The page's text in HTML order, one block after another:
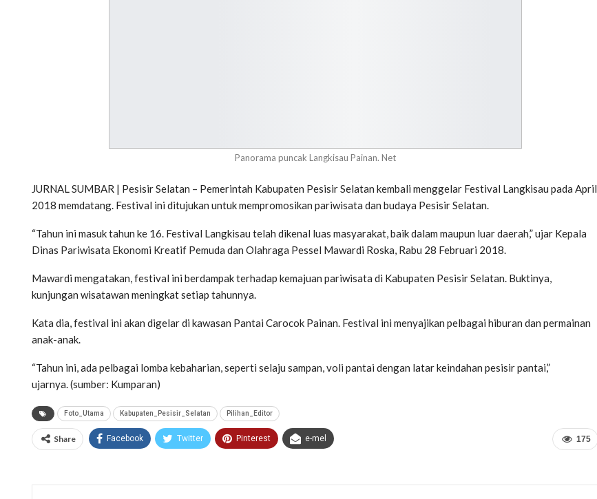
Panorama puncak Langkisau Painan. Net
JURNAL SUMBAR | Pesisir Selatan – Pemerintah Kabupaten Pesisir Selatan kembali menggelar Festival Langkisau pada April
2018 memdatang. Festival ini ditujukan untuk mempromosikan pariwisata dan budaya Pesisir Selatan.
“Tahun ini masuk tahun ke 16. Festival Langkisau telah dikenal luas masyarakat, baik dalam maupun luar daerah,” ujar Kepala
Dinas Pariwisata Ekonomi Kreatif Pemuda dan Olahraga Pessel Mawardi Roska, Rabu 28 Februari 2018.
Mawardi mengatakan, festival ini berdampak terhadap kemajuan pariwisata di Kabupaten Pesisir Selatan. Buktinya,
kunjungan wisatawan meningkat setiap tahunnya.
Kata dia, festival ini akan digelar di kawasan Pantai Carocok Painan. Festival ini menyajikan pelbagai hiburan dan permainan
anak-anak.
“Tahun ini, ada pelbagai lomba kebaharian, seperti selaju sampan, voli pantai dengan latar keindahan pesisir pantai,”
ujarnya. (sumber: Kumparan)
Foto_Utama Kabupaten_Pesisir_Selatan Pilihan_Editor
175
Share Facebook Twitter Pinterest e-mel